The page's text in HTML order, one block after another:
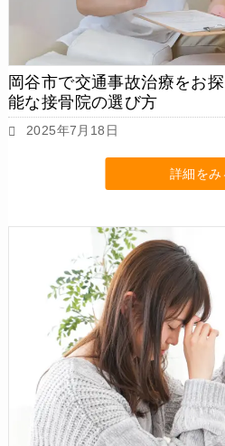
岡谷市で交通事故治療をお
能な接骨院の選び方
2025年7月18日
詳細をみ